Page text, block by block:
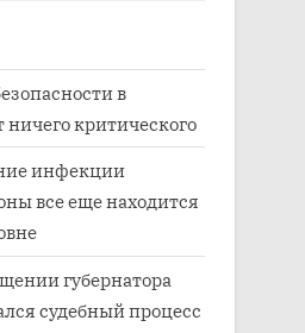
в
критического
инфекции
все еще находится
губернатора
судебный процесс